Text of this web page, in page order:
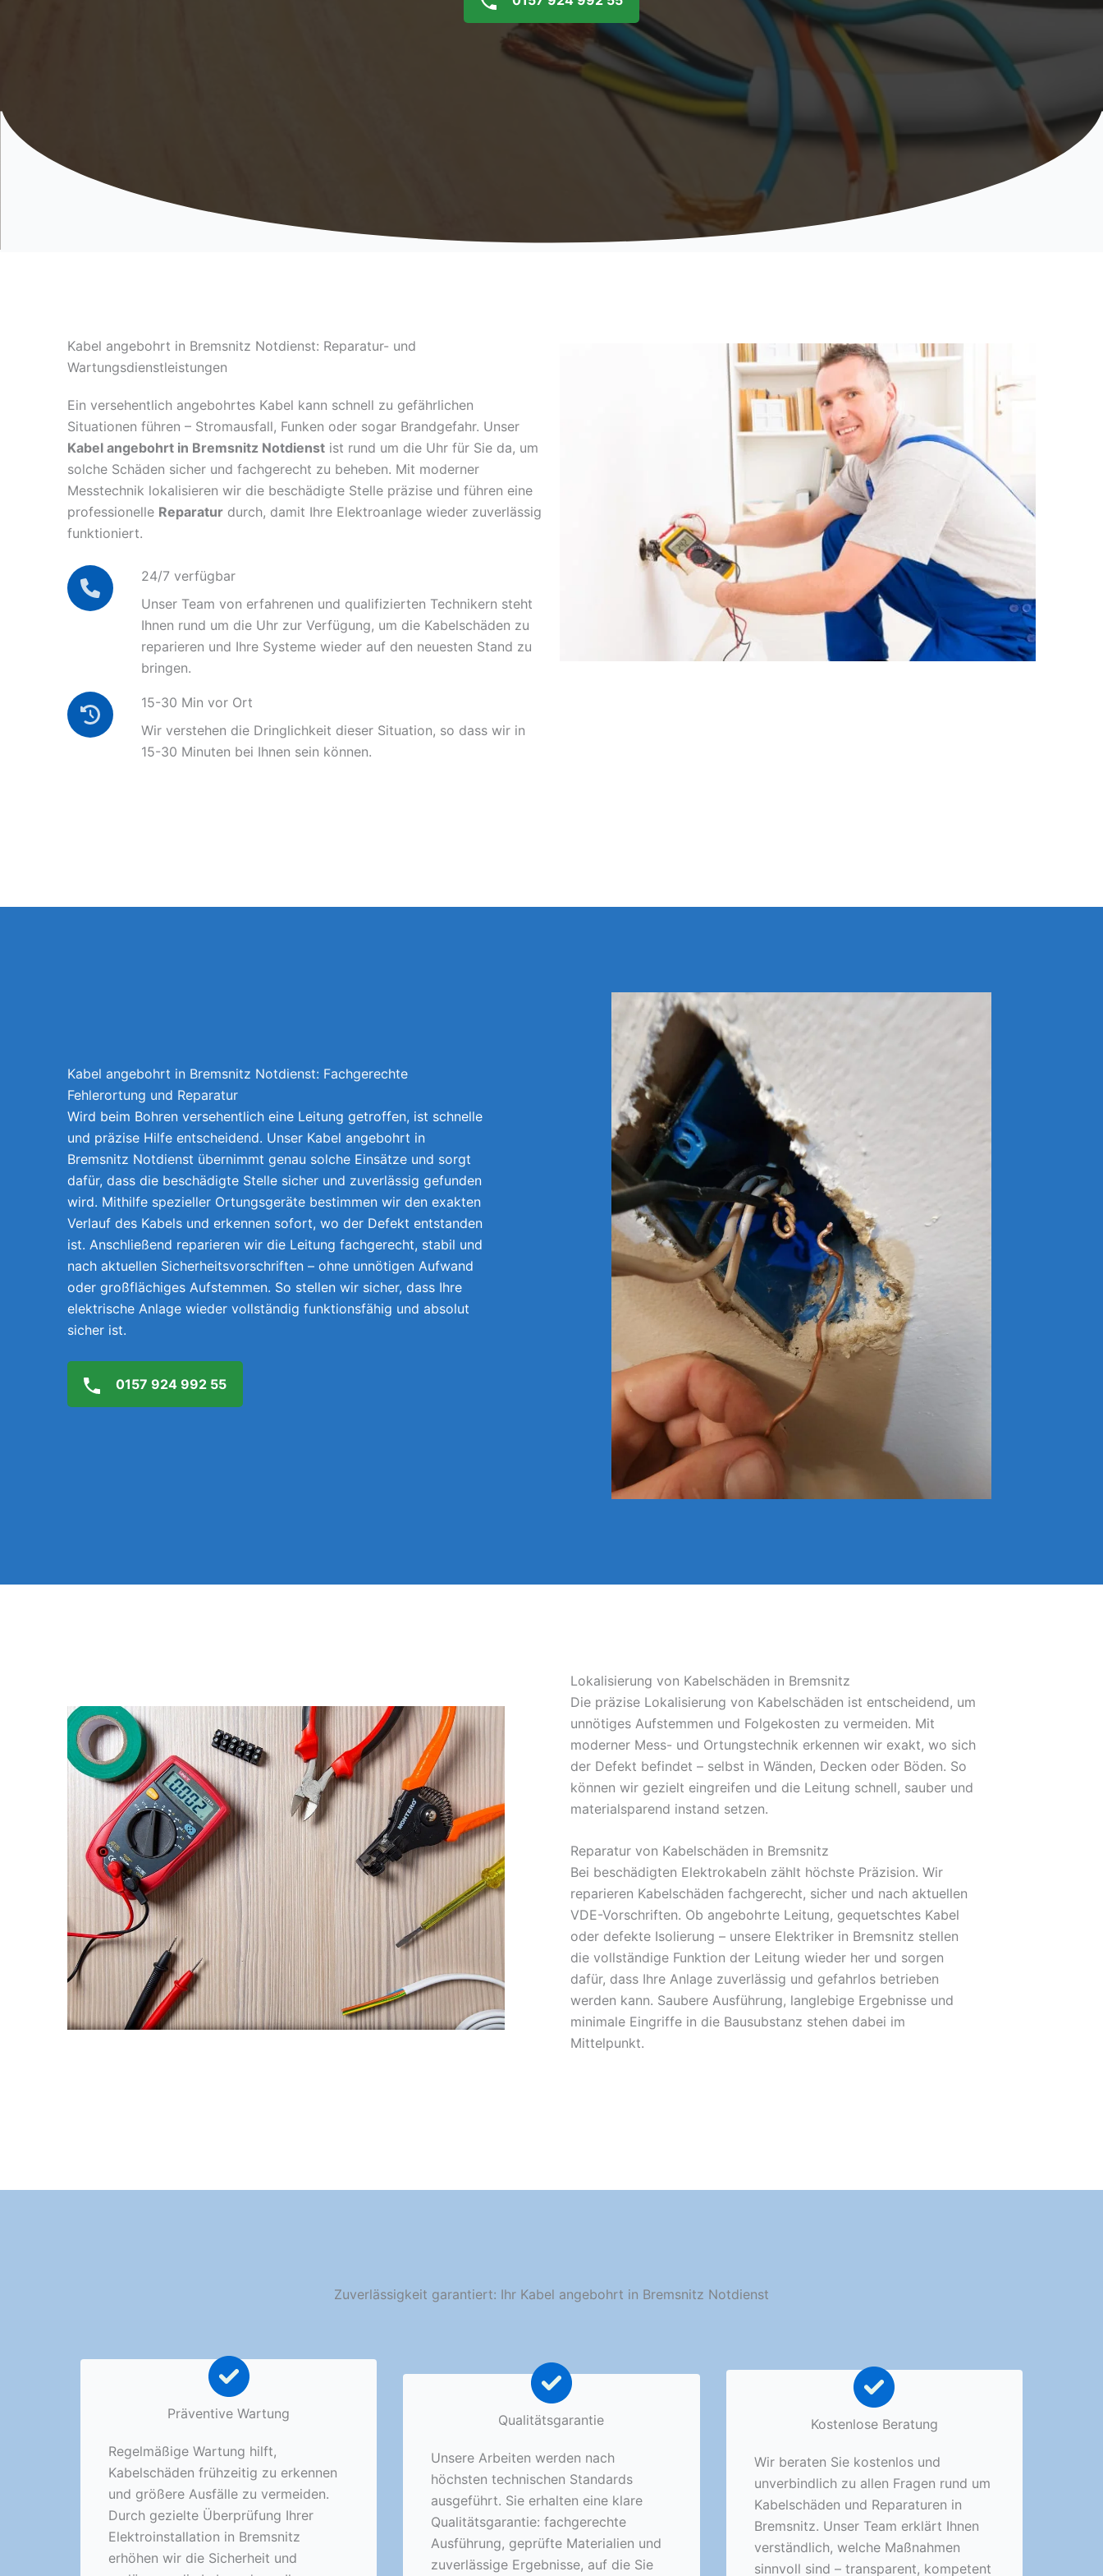
Kabel angebohrt in Bremsnitz Notdienst: Reparatur- und
Wartungsdienstleistungen
Ein versehentlich angebohrtes Kabel kann schnell zu gefährlichen
Situationen führen – Stromausfall, Funken oder sogar Brandgefahr. Unser
Kabel angebohrt in Bremsnitz Notdienst ist rund um die Uhr für Sie da, um
solche Schäden sicher und fachgerecht zu beheben. Mit moderner
Messtechnik lokalisieren wir die beschädigte Stelle präzise und führen eine
professionelle Reparatur durch, damit Ihre Elektroanlage wieder zuverlässig
funktioniert.
24/7 verfügbar
Unser Team von erfahrenen und qualifizierten Technikern steht
Ihnen rund um die Uhr zur Verfügung, um die Kabelschäden zu
reparieren und Ihre Systeme wieder auf den neuesten Stand zu
bringen.
15-30 Min vor Ort
Wir verstehen die Dringlichkeit dieser Situation, so dass wir in
15-30 Minuten bei Ihnen sein können.
Kabel angebohrt in Bremsnitz Notdienst: Fachgerechte
Fehlerortung und Reparatur
Wird beim Bohren versehentlich eine Leitung getroffen, ist schnelle
und präzise Hilfe entscheidend. Unser Kabel angebohrt in
Bremsnitz Notdienst übernimmt genau solche Einsätze und sorgt
dafür, dass die beschädigte Stelle sicher und zuverlässig gefunden
wird. Mithilfe spezieller Ortungsgeräte bestimmen wir den exakten
Verlauf des Kabels und erkennen sofort, wo der Defekt entstanden
ist. Anschließend reparieren wir die Leitung fachgerecht, stabil und
nach aktuellen Sicherheitsvorschriften – ohne unnötigen Aufwand
oder großflächiges Aufstemmen. So stellen wir sicher, dass Ihre
elektrische Anlage wieder vollständig funktionsfähig und absolut
sicher ist.
0157 924 992 55
Lokalisierung von Kabelschäden in Bremsnitz
Die präzise Lokalisierung von Kabelschäden ist entscheidend, um
unnötiges Aufstemmen und Folgekosten zu vermeiden. Mit
moderner Mess- und Ortungstechnik erkennen wir exakt, wo sich
der Defekt befindet – selbst in Wänden, Decken oder Böden. So
können wir gezielt eingreifen und die Leitung schnell, sauber und
materialsparend instand setzen.
Reparatur von Kabelschäden in Bremsnitz
Bei beschädigten Elektrokabeln zählt höchste Präzision. Wir
reparieren Kabelschäden fachgerecht, sicher und nach aktuellen
VDE-Vorschriften. Ob angebohrte Leitung, gequetschtes Kabel
oder defekte Isolierung – unsere Elektriker in Bremsnitz stellen
die vollständige Funktion der Leitung wieder her und sorgen
dafür, dass Ihre Anlage zuverlässig und gefahrlos betrieben
werden kann. Saubere Ausführung, langlebige Ergebnisse und
minimale Eingriffe in die Bausubstanz stehen dabei im
Mittelpunkt.
Zuverlässigkeit garantiert: Ihr Kabel angebohrt in Bremsnitz Notdienst
Präventive Wartung
Regelmäßige Wartung hilft,
Kabelschäden frühzeitig zu erkennen
und größere Ausfälle zu vermeiden.
Durch gezielte Überprüfung Ihrer
Elektroinstallation in Bremsnitz
erhöhen wir die Sicherheit und
Qualitätsgarantie
Unsere Arbeiten werden nach
höchsten technischen Standards
ausgeführt. Sie erhalten eine klare
Qualitätsgarantie: fachgerechte
Ausführung, geprüfte Materialien und
zuverlässige Ergebnisse, auf die Sie
Kostenlose Beratung
Wir beraten Sie kostenlos und
unverbindlich zu allen Fragen rund um
Kabelschäden und Reparaturen in
Bremsnitz. Unser Team erklärt Ihnen
verständlich, welche Maßnahmen
sinnvoll sind – transparent, kompetent